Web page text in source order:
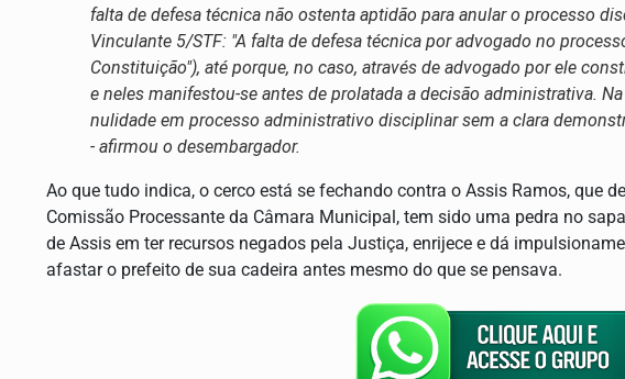
falta de defesa técnica não ostenta aptidão para anular o processo
Vinculante 5/STF: "A falta de defesa técnica por advogado no
Constituição"), até porque, no caso, através de advogado por ele
e neles manifestou-se antes de prolatada a decisão administrativa.
nulidade em processo administrativo disciplinar sem a clara
- afirmou o desembargador.
Ao que tudo indica, o cerco está se fechando contra o Assis Ramos, que
Comissão Processante da Câmara Municipal, tem sido uma pedra no
de Assis em ter recursos negados pela Justiça, enrijece e dá
afastar o prefeito de sua cadeira antes mesmo do que se pensava.